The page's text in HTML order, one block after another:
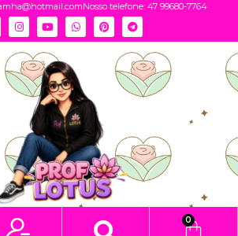
Nosso telefone: 47 99680-7764
0